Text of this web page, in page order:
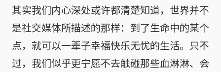
其实我们内心深处或许都清楚知道，世界并不
是社交媒体所描述的那样：到了生命中的某个
点，就可以一辈子幸福快乐无忧的生活。只不
过，我们似乎更宁愿不去触碰那些血淋淋、会